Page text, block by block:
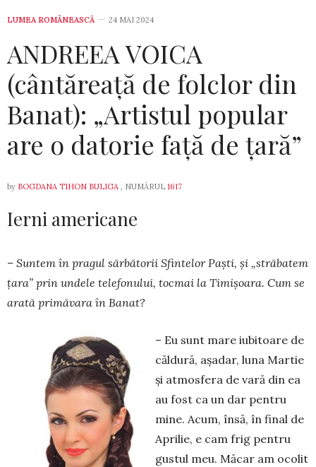
LUMEA ROMÂNEASCĂ 24 MAI 2024
ANDREEA VOICA
(cântăreață de folclor din
Banat): „Artistul popular
are o datorie față de țară”
by BOGDANA TIHON BULIGA , NUMĂRUL 1617
Ierni americane
– Suntem în pragul sărbătorii Sfintelor Paști, și „străbatem
țara” prin undele telefonului, tocmai la Timişoara. Cum se
ara­tă primăvara în Banat?
– Eu sunt mare iubitoare de
căldură, aşadar, luna Martie
şi atmosfera de vară din ea
au fost ca un dar pentru
mine. Acum, însă, în final de
Aprilie, e cam frig pentru
gustul meu. Măcar am ocolit